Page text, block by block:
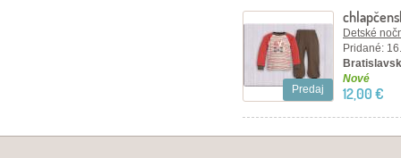
Predaj
Detské
Pridané:
Nové
12,00 €